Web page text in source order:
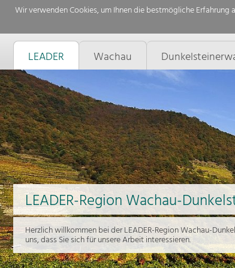
Wir verwenden Cookies, um Ihnen die bestmögliche
LEADER Wachau
LEADER-Region Wachau-
Herzlich willkommen bei der LEADER-Region Wachau-
uns, dass Sie sich für unsere Arbeit interessieren.